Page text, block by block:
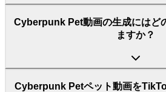
Cyberpunk Pet動画の生成にはど
ますか？
Cyberpunk Petペット動画を